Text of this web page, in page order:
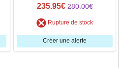
235.95€ 280.00€
Rupture de stock
Créer une alerte